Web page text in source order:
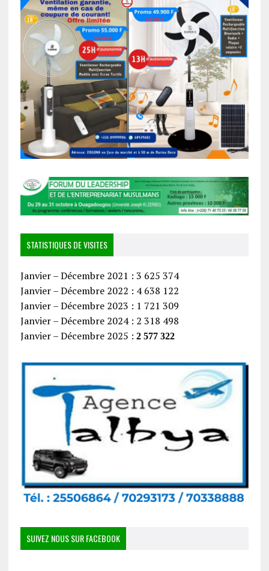
STATISTIQUES DE VISITES
Janvier – Décembre 2021 : 3 625 374
Janvier – Décembre 2022 : 4 638 122
Janvier – Décembre 2023 : 1 721 309
Janvier – Décembre 2024 : 2 318 498
Janvier – Décembre 2025 : 2 577 322
SUIVEZ NOUS SUR FACEBOOK